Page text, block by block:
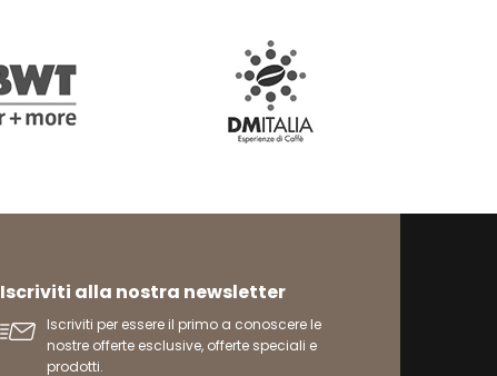
Iscriviti alla nostra newsletter
Iscriviti per essere il primo a conoscere le
nostre offerte esclusive, offerte speciali e
prodotti.